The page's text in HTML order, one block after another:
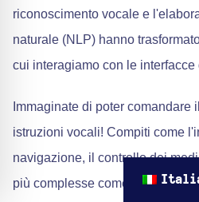
riconoscimento vocale e
naturale (NLP) hanno
cui interagiamo con le
Immaginate di poter comandare
istruzioni vocali! Compiti come
navigazione, il controllo dei
più complesse come